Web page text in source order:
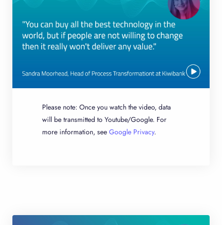
Please note: Once you watch the video, data
will be transmitted to Youtube/Google. For
more information, see Google Privacy.